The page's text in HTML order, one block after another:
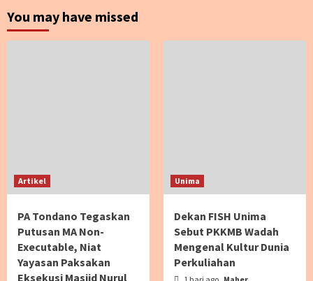
You may have missed
Artikel
PA Tondano Tegaskan
Putusan MA Non-
Executable, Niat
Yayasan Paksakan
Eksekusi Masjid Nurul
Unima
Dekan FISH Unima
Sebut PKKMB Wadah
Mengenal Kultur Dunia
Perkuliahan